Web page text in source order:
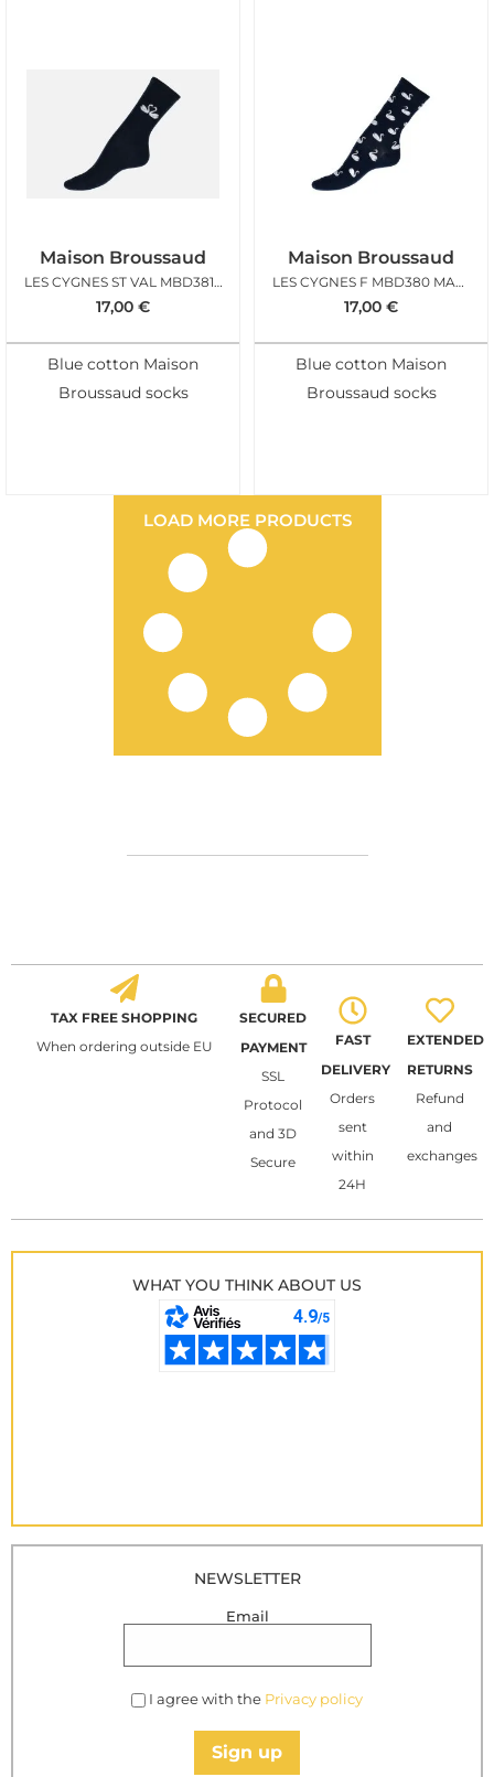
Maison Broussaud
LES CYGNES ST VAL MBD381 MARINE
17,00 €
Blue cotton Maison
Broussaud socks
Maison Broussaud
LES CYGNES F MBD380 MARINE
17,00 €
Blue cotton Maison
Broussaud socks
LOAD MORE PRODUCTS
TAX FREE SHOPPING
When ordering outside EU
SECURED
PAYMENT
SSL
Protocol
and 3D
Secure
FAST
DELIVERY
Orders
sent
within
24H
EXTENDED
RETURNS
Refund
and
exchanges
WHAT YOU THINK ABOUT US
NEWSLETTER
Email
I agree with the Privacy policy
Sign up